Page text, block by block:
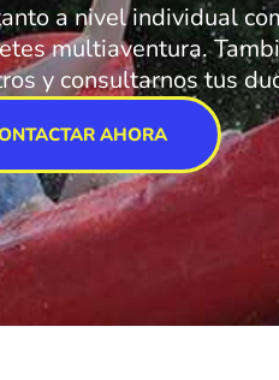
a nivel individual
multiaventura.
y consultarnos tus
AHORA